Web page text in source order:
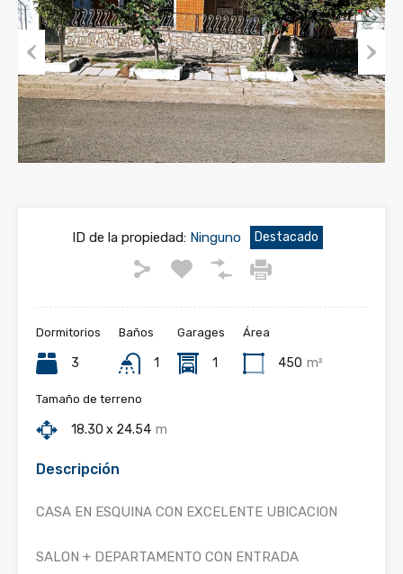
Previous Next
ID de la propiedad:Ninguno Destacado
Dormitorios
3
Baños
1
Garages
1
Área
450 m²
Tamaño de terreno
18.30 x 24.54 m
Descripción
CASA EN ESQUINA CON EXCELENTE UBICACION
SALON + DEPARTAMENTO CON ENTRADA